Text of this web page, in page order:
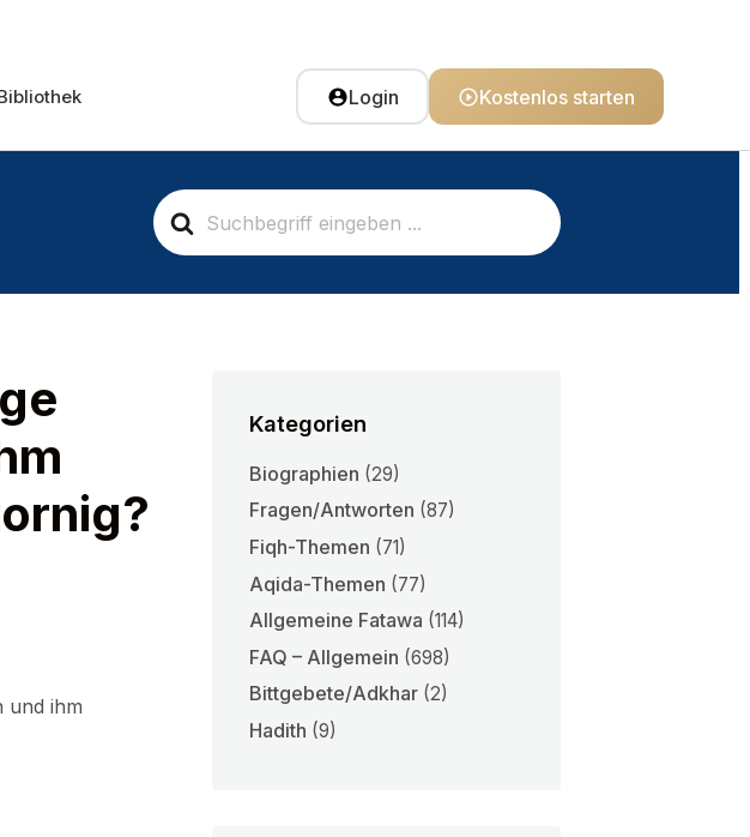
Login Kostenlos starten
S
e
a
c
und ihm
Kategorien
Biographien (29)
Fragen/Antworten (87)
Fiqh-Themen (71)
Aqida-Themen (77)
Allgemeine Fatawa (114)
FAQ – Allgemein (698)
Bittgebete/Adkhar(2)
Hadith (9)